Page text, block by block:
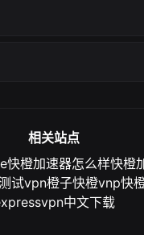
相关站点
快橙加速器怎么样快橙
试vpn橙子快橙vnp快
中文下载